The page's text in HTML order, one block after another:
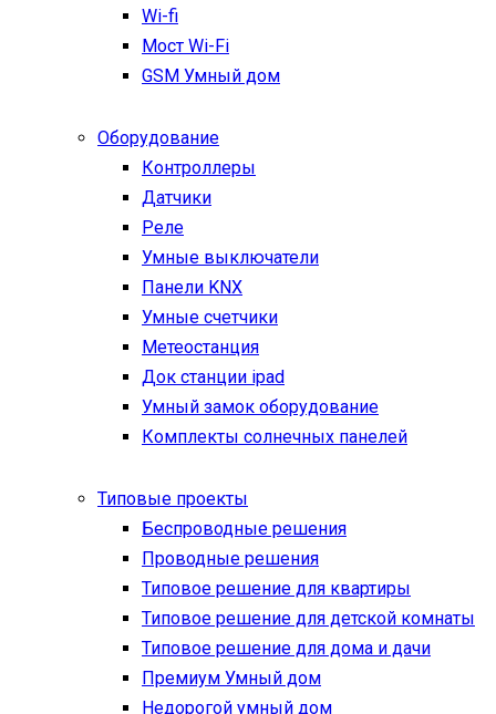
Wi-fi
Мост Wi-Fi
GSM Умный дом
Оборудование
Контроллеры
Датчики
Реле
Умные выключатели
Панели KNX
Умные счетчики
Метеостанция
Док станции ipad
Умный замок оборудование
Комплекты солнечных панелей
Типовые проекты
Беспроводные решения
Проводные решения
Типовое решение для квартиры
Типовое решение для детской комнаты
Типовое решение для дома и дачи
Премиум Умный дом
Недорогой умный дом